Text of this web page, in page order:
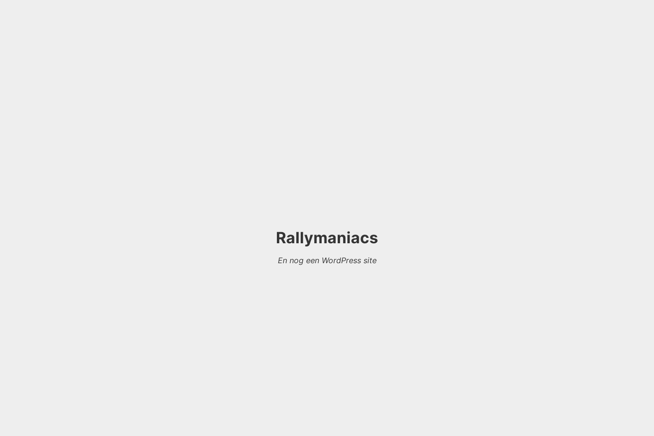
Rallymaniacs
En nog een WordPress site